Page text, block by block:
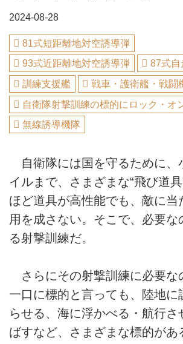
2024-08-28
81式短距離地対空誘導弾
93式近距離地対空誘導弾
87式自
訓練支援艦
戦車・護衛艦・戦闘
自衛隊射撃訓練の標的にロック・オ
無線誘導機隊
自衛隊には国を守るために、
イルまで、さまざまな“飛び道
ほど道具が高性能でも、敵に当
用を成さない。そこで、必要な
る射撃訓練だ。
さらにその射撃訓練に必要な
一口に標的と言っても、陸地に
らせる、海に浮かべる・航行さ
ばすなど、さまざまな標的があ